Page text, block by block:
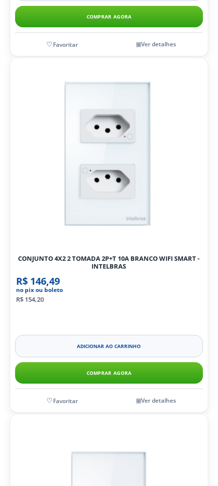
COMPRAR AGORA
Ver detalhes
CONJUNTO 4X2 2 TOMADA 2P+T 10A BRANCO WIFI SMART -
INTELBRAS
R$ 146,49
no pix ou boleto
R$ 154,20
ADICIONAR AO CARRINHO
COMPRAR AGORA
Ver detalhes